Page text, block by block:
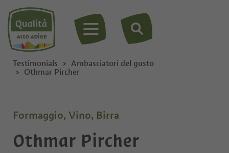
MENU
Testimonials
Ambasciatori del gusto
Othmar Pircher
Formaggio, Vino, Birra
Othmar Pircher